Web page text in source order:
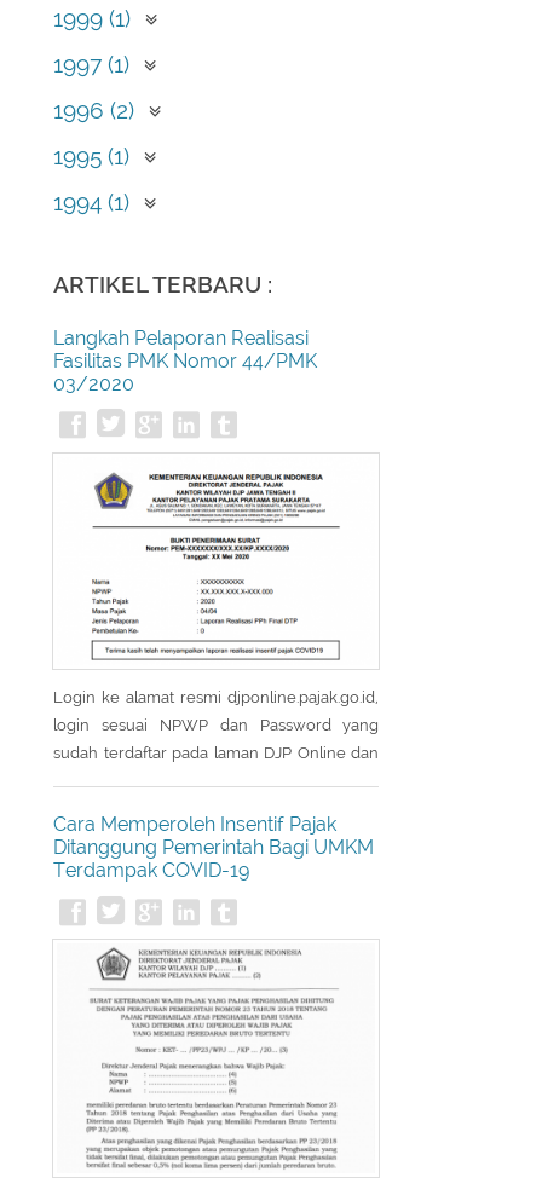
1999 (1)
1997 (1)
1996 (2)
1995 (1)
1994 (1)
ARTIKEL TERBARU :
Langkah Pelaporan Realisasi
Fasilitas PMK Nomor 44/PMK
03/2020
Login ke alamat resmi djponline.pajak.go.id,
login sesuai NPWP dan Password yang
sudah terdaftar pada laman DJP Online dan
akan menampilkan menu Utama, kemudian
pilih menu Layanan. Setelah masuk menu
Layanan, laman akan menampilkan sub
menu dari menu Layanan kemudian pilih
eReporting Insentif Covid-19. - Pada
Cara Memperoleh Insentif Pajak
Ditanggung Pemerintah Bagi UMKM
Terdampak COVID-19